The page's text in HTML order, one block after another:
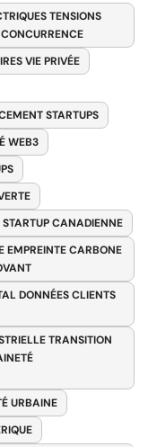
TENSIONS
VIE PRIVÉE
STARTUPS
WEB3
CANADIENNE
EMPREINTE CARBONE
DONNÉES CLIENTS
TRANSITION
URBAINE